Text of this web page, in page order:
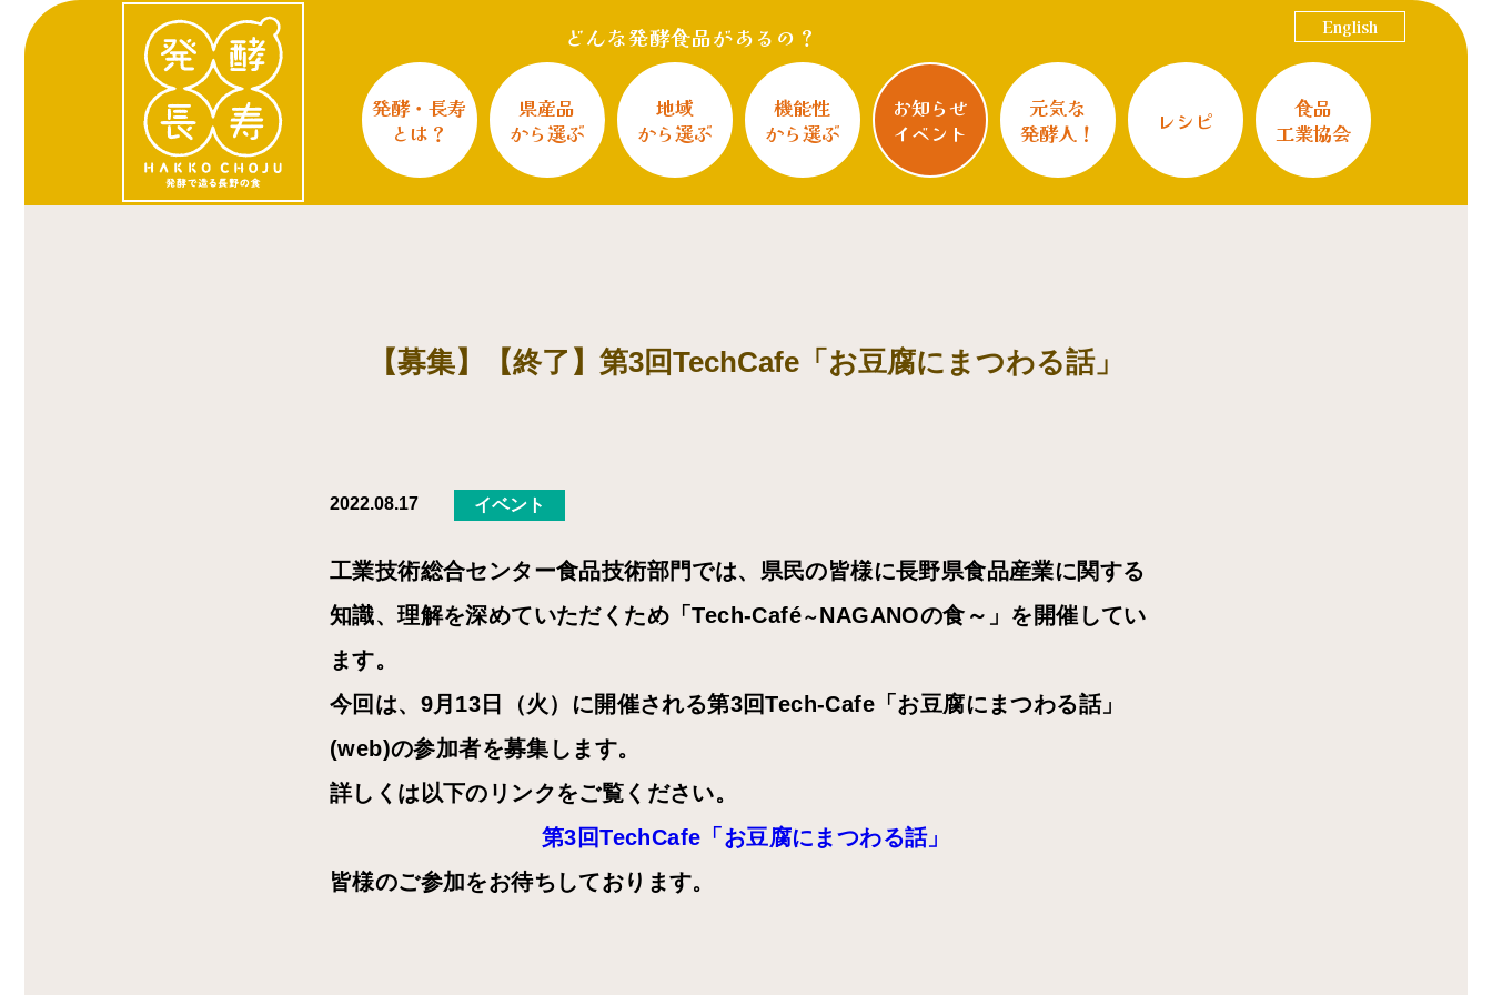
English
どんな発酵食品があるの？
発酵・長寿
とは？
県産品
から選ぶ
地域
から選ぶ
機能性
から選ぶ
お知らせ
イベント
元気な
発酵人！
レシピ
食品
工業協会
【募集】【終了】第3回TechCafe「お豆腐にまつわる話」
2022.08.17 イベント
工業技術総合センター食品技術部門では、県民の皆様に長野県食品産業に関する
知識、理解を深めていただくため「Tech-Café～NAGANOの食～」を開催してい
ます。
今回は、9月13日（火）に開催される第3回Tech-Cafe「お豆腐にまつわる話」
(web)の参加者を募集します。
詳しくは以下のリンクをご覧ください。
第3回TechCafe「お豆腐にまつわる話」
皆様のご参加をお待ちしております。